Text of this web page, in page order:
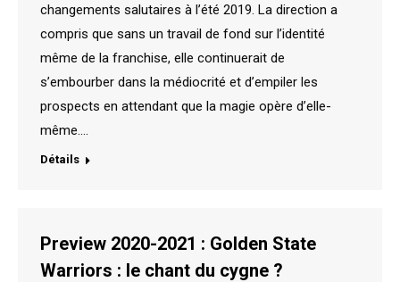
changements salutaires à l’été 2019. La direction a
compris que sans un travail de fond sur l’identité
même de la franchise, elle continuerait de
s’embourber dans la médiocrité et d’empiler les
prospects en attendant que la magie opère d’elle-
même.…
Détails
Preview 2020-2021 : Golden State
Warriors : le chant du cygne ?